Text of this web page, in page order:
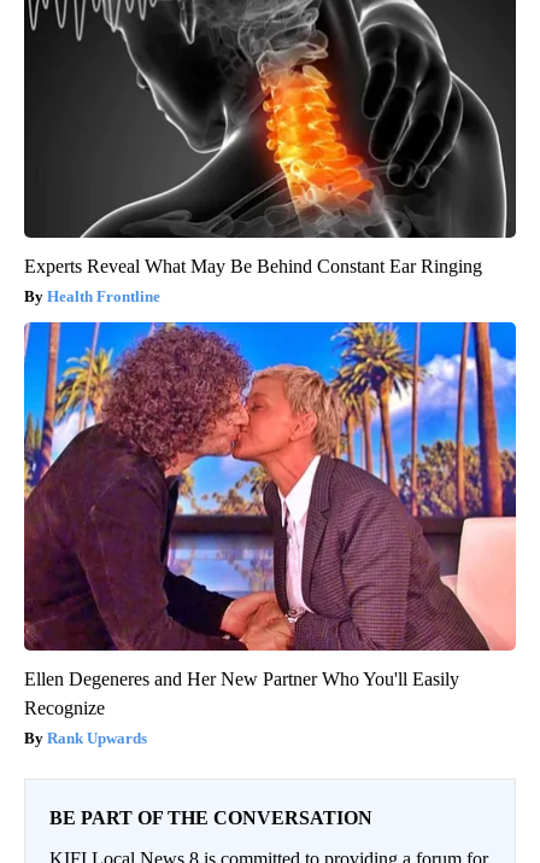
Experts Reveal What May Be Behind Constant Ear Ringing
Health Frontline
Ellen Degeneres and Her New Partner Who You'll Easily
Recognize
Rank Upwards
BE PART OF THE CONVERSATION
KIFI Local News 8 is committed to providing a forum for